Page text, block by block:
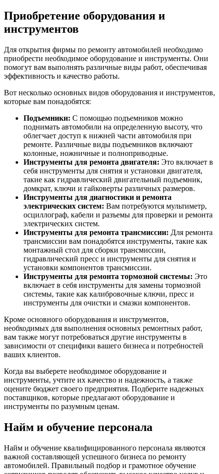
Приобретение оборудования и
инструментов
Для открытия фирмы по ремонту автомобилей необходимо
приобрести необходимое оборудование и инструменты. Они
помогут вам выполнять различные виды работ, обеспечивая
эффективность и качество работы.
Вот несколько основных видов оборудования и инструментов,
которые вам понадобятся:
Подъемники: С помощью подъемников можно
поднимать автомобили на определенную высоту, что
облегчает доступ к нижней части автомобиля при
ремонте. Различные виды подъемников включают
колонные, ножничные и полноприводные.
Инструменты для ремонта двигателя: Это включает в
себя инструменты для снятия и установки двигателя,
такие как гидравлический двигательный подъемник,
домкрат, ключи и гайковерты различных размеров.
Инструменты для диагностики и ремонта
электрических систем: Вам потребуются мультиметр,
осциллограф, кабели и разъемы для проверки и ремонта
электрических систем.
Инструменты для ремонта трансмиссии: Для ремонта
трансмиссии вам понадобятся инструменты, такие как
монтажный стол для сборки трансмиссии,
гидравлический пресс и инструменты для снятия и
установки компонентов трансмиссии.
Инструменты для ремонта тормозной системы: Это
включает в себя инструменты для замены тормозной
системы, такие как калибровочные ключи, пресс и
инструменты для очистки и смазки компонентов.
Кроме основного оборудования и инструментов,
необходимых для выполнения основных ремонтных работ,
вам также могут потребоваться другие инструменты в
зависимости от специфики вашего бизнеса и потребностей
ваших клиентов.
Когда вы выберете необходимое оборудование и
инструменты, учтите их качество и надежность, а также
оцените бюджет своего предприятия. Подберите надежных
поставщиков, которые предлагают оборудование и
инструменты по разумным ценам.
Найм и обучение персонала
Найм и обучение квалифицированного персонала являются
важной составляющей успешного бизнеса по ремонту
автомобилей. Правильный подбор и грамотное обучение